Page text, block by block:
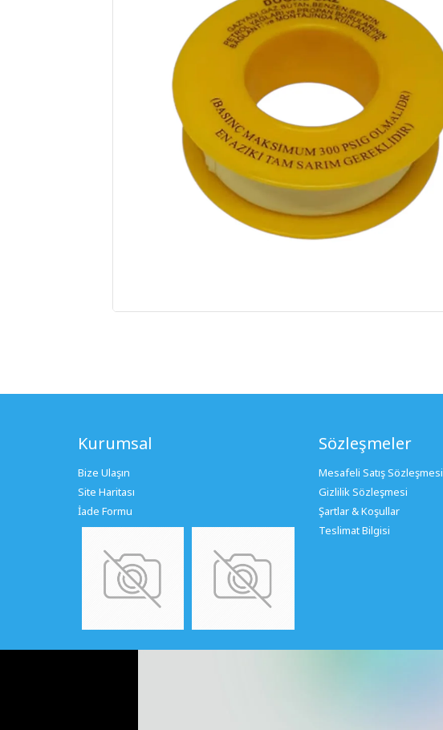
Kurumsal
Bize Ulaşın
Site Haritası
İade Formu
Sözleşmeler
Mesafeli Satış Sözleşmesi
Gizlilik Sözleşmesi
Şartlar & Koşullar
Teslimat Bilgisi